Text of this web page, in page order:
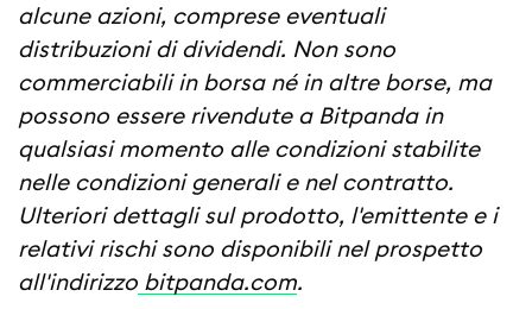
alcune azioni, comprese eventuali
distribuzioni di dividendi. Non sono
commerciabili in borsa né in altre borse, ma
possono essere rivendute a Bitpanda in
qualsiasi momento alle condizioni stabilite
nelle condizioni generali e nel contratto.
Ulteriori dettagli sul prodotto, l'emittente e i
relativi rischi sono disponibili nel prospetto
all'indirizzo bitpanda.com.